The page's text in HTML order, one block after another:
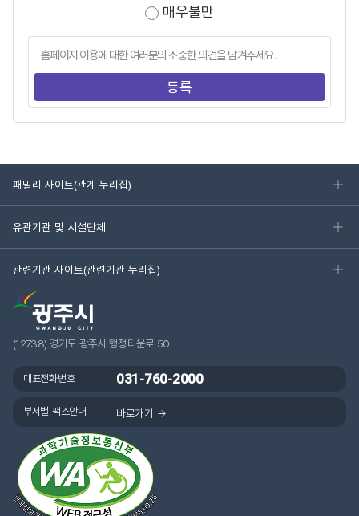
매우불만
패밀리 사이트(관계 누리집)
유관기관 및 시설단체
관련기관 사이트(관련기관 누리집)
(12738) 경기도 광주시 행정타운로 50
대표전화번호 031-760-2000
부서별 팩스안내 바로가기